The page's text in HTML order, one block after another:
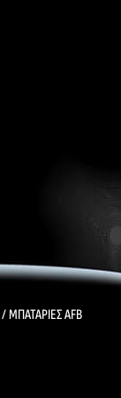
/ ΜΠΑΤΑΡΙΕΣ AFB